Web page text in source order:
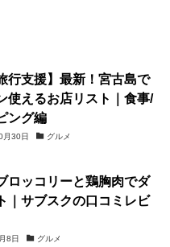
行支援】最新！宮古島で
使えるお店リスト｜食事/
ング編
月30日 グルメ
ロッコリーと鶏胸肉でダ
｜サブスクの口コミレビ
8日 グルメ